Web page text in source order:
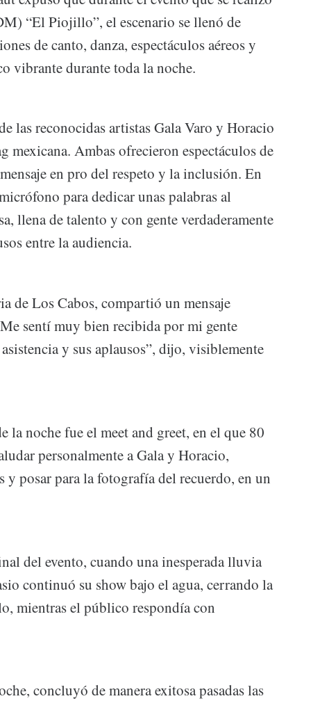
“El Piojillo”, el escenario se llenó de
de canto, danza, espectáculos aéreos y
vibrante durante toda la noche.
las reconocidas artistas Gala Varo y Horacio
mexicana. Ambas ofrecieron espectáculos de
en pro del respeto y la inclusión. En
para dedicar unas palabras al
llena de talento y con gente verdaderamente
entre la audiencia.
de Los Cabos, compartió un mensaje
sentí muy bien recibida por mi gente
y sus aplausos”, dijo, visiblemente
la noche fue el meet and greet, en el que 80
personalmente a Gala y Horacio,
y posar para la fotografía del recuerdo, en un
del evento, cuando una inesperada lluvia
continuó su show bajo el agua, cerrando la
mientras el público respondía con
concluyó de manera exitosa pasadas las